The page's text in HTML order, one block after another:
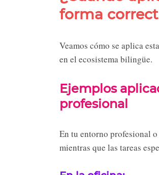
forma
Veamos cómo se aplica
en el ecosistema bilingüe.
Ejemplos
profesional
En tu entorno profesional
mientras que las tareas